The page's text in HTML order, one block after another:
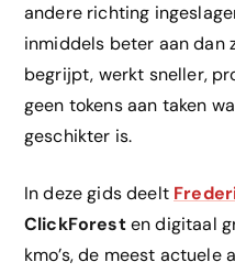
andere richting
inmiddels beter aan dan
begrijpt, werkt sneller,
geen tokens aan taken
geschikter is.
In deze gids deelt
ClickForesten digitaal
kmo’s, de meest